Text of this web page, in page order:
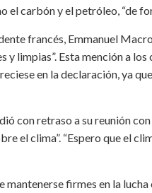
el carbón y el petróleo, “de
francés, Emmanuel
y limpias”. Esta mención a
en la declaración, ya
con retraso a su reunión
el clima”. “Espero que el
firmes en la